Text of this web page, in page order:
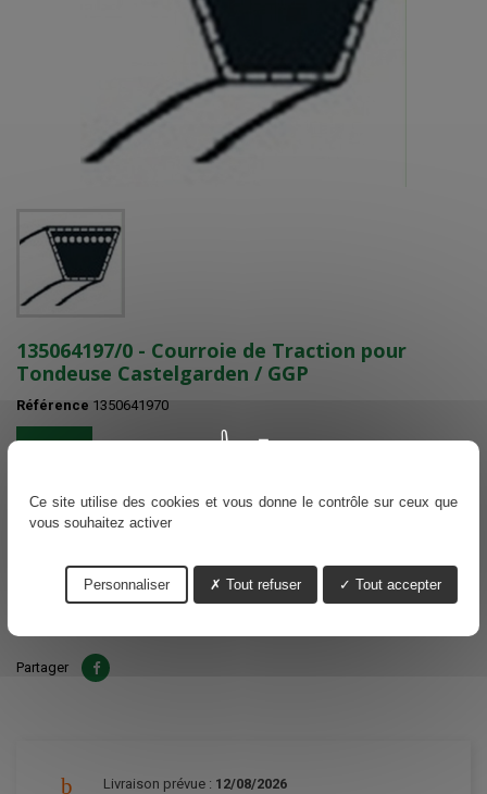
135064197/0 - Courroie de Traction pour
Tondeuse Castelgarden / GGP
Référence 1350641970
11,02 €TTC
Quantité Ajouter au panier
Partager
Livraison prévue : 12/08/2026
Ce site utilise des cookies et vous donne le contrôle sur ceux que
vous souhaitez activer
Tout accepter
Tout refuser
Personnaliser